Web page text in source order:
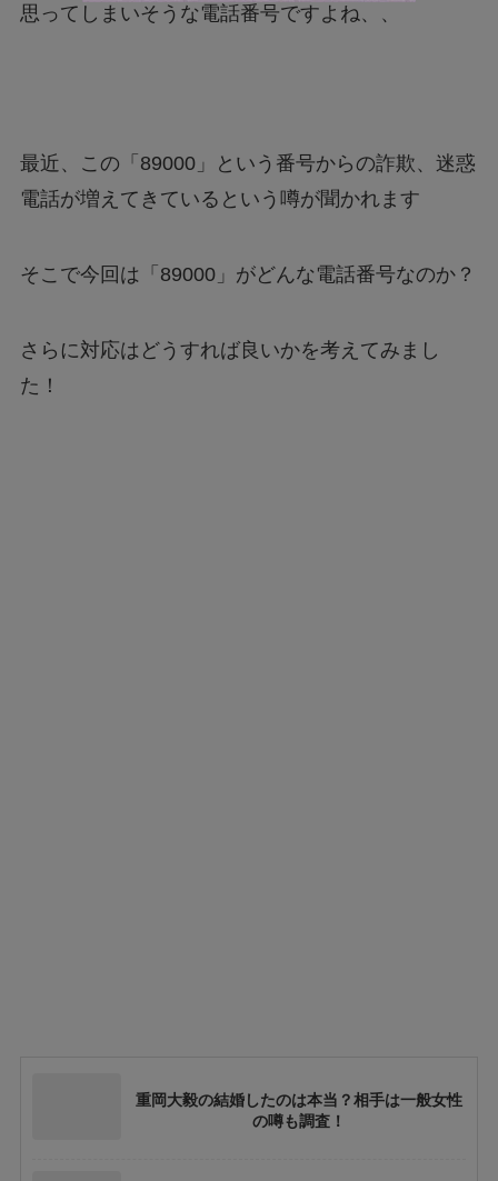
思ってしまいそうな電話番号ですよね、、
最近、この「89000」という番号からの詐欺、迷惑
電話が増えてきているという噂が聞かれます
そこで今回は「89000」がどんな電話番号なのか？
さらに対応はどうすれば良いかを考えてみまし
た！
重岡大毅の結婚したのは本当？相手は一般女性
の噂も調査！